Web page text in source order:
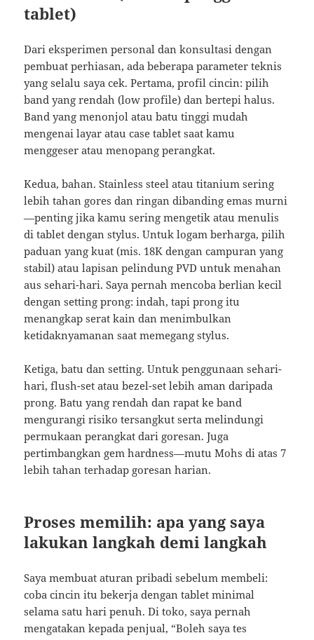
tablet)
Dari eksperimen personal dan konsultasi dengan
pembuat perhiasan, ada beberapa parameter teknis
yang selalu saya cek. Pertama, profil cincin: pilih
band yang rendah (low profile) dan bertepi halus.
Band yang menonjol atau batu tinggi mudah
mengenai layar atau case tablet saat kamu
menggeser atau menopang perangkat.
Kedua, bahan. Stainless steel atau titanium sering
lebih tahan gores dan ringan dibanding emas murni
—penting jika kamu sering mengetik atau menulis
di tablet dengan stylus. Untuk logam berharga, pilih
paduan yang kuat (mis. 18K dengan campuran yang
stabil) atau lapisan pelindung PVD untuk menahan
aus sehari-hari. Saya pernah mencoba berlian kecil
dengan setting prong: indah, tapi prong itu
menangkap serat kain dan menimbulkan
ketidaknyamanan saat memegang stylus.
Ketiga, batu dan setting. Untuk penggunaan sehari-
hari, flush-set atau bezel-set lebih aman daripada
prong. Batu yang rendah dan rapat ke band
mengurangi risiko tersangkut serta melindungi
permukaan perangkat dari goresan. Juga
pertimbangkan gem hardness—mutu Mohs di atas 7
lebih tahan terhadap goresan harian.
Proses memilih: apa yang saya
lakukan langkah demi langkah
Saya membuat aturan pribadi sebelum membeli:
coba cincin itu bekerja dengan tablet minimal
selama satu hari penuh. Di toko, saya pernah
mengatakan kepada penjual, “Boleh saya tes